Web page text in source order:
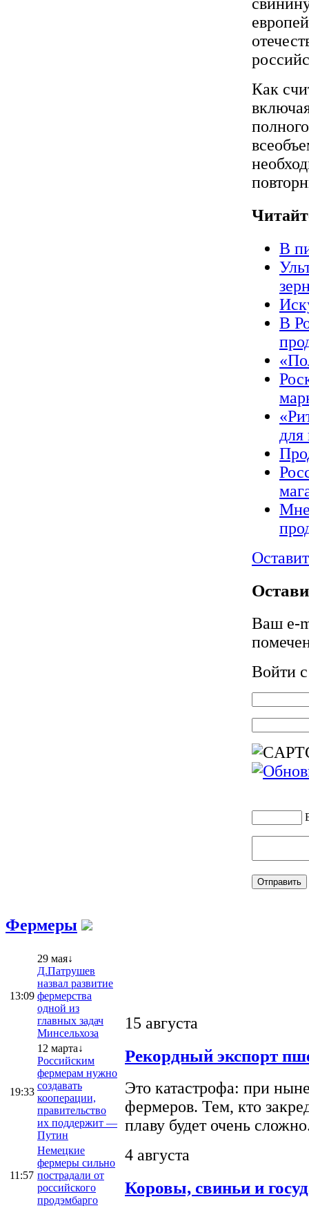
Как
В
В
для
Ваш e-
Войти
Фермеры
13:09
29 мая↓
Д.Патрушев
назвал развитие
фермерства
одной из
главных задач
Минсельхоза
19:33
12 марта↓
Российским
фермерам нужно
создавать
кооперации,
правительство
их поддержит —
Путин
11:57
Немецкие
фермеры сильно
пострадали от
российского
продэмбарго
15 августа
Рекордный экспорт
Это катастрофа: при
фермеров. Тем, кто
плаву будет очень
4 августа
Коровы, свиньи и